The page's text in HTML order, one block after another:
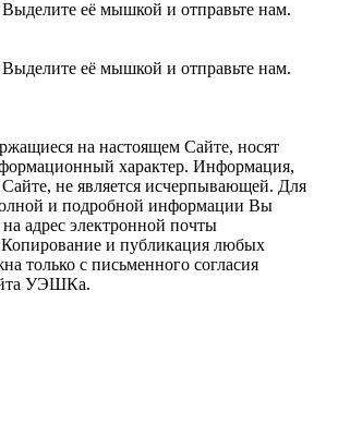
на настоящем Сайте, носят
характер. Информация,
Сайте, не является исчерпывающей. Для
и подробной информации Вы
адрес электронной почты
Копирование и публикация любых
только с письменного согласия
УЭШКа.